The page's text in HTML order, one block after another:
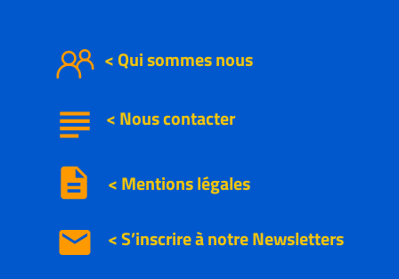
description
subject
email
<Nouscontacter
< Qui sommes nous
< S’inscrire à notreNewsletters
< Mentions légales